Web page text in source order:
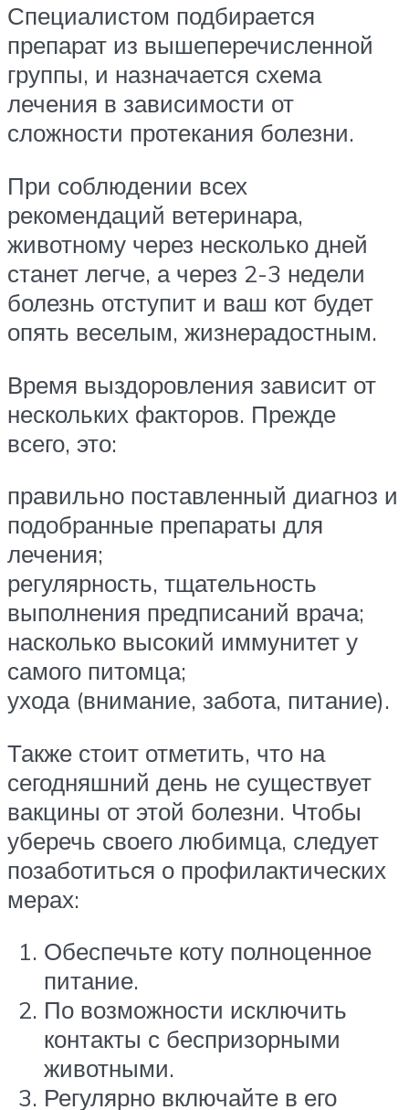
Специалистом подбирается
препарат из вышеперечисленной
группы, и назначается схема
лечения в зависимости от
сложности протекания болезни.
При соблюдении всех
рекомендаций ветеринара,
животному через несколько дней
станет легче, а через 2-3 недели
болезнь отступит и ваш кот будет
опять веселым, жизнерадостным.
Время выздоровления зависит от
нескольких факторов. Прежде
всего, это:
правильно поставленный диагноз и
подобранные препараты для
лечения;
регулярность, тщательность
выполнения предписаний врача;
насколько высокий иммунитет у
самого питомца;
ухода (внимание, забота, питание).
Также стоит отметить, что на
сегодняшний день не существует
вакцины от этой болезни. Чтобы
уберечь своего любимца, следует
позаботиться о профилактических
мерах:
Обеспечьте коту полноценное
питание.
По возможности исключить
контакты с беспризорными
животными.
Регулярно включайте в его